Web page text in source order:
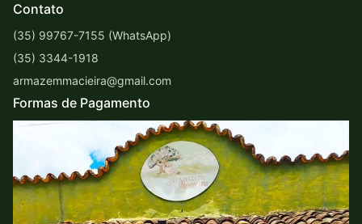
Contato
(35) 99767-7155 (WhatsApp)
(35) 3344-1918
armazemmacieira@gmail.com
Formas de Pagamento